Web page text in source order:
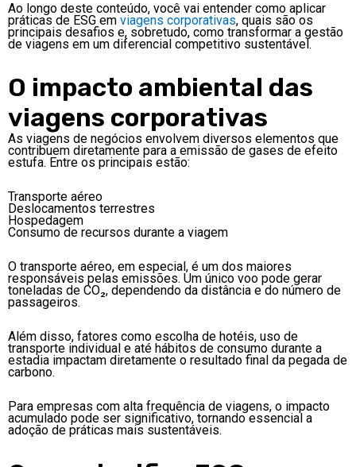
Ao longo deste conteúdo, você vai entender como aplicar
práticas de ESG em viagens corporativas, quais são os
principais desafios e, sobretudo, como transformar a gestão
de viagens em um diferencial competitivo sustentável.
O impacto ambiental das
viagens corporativas
As viagens de negócios envolvem diversos elementos que
contribuem diretamente para a emissão de gases de efeito
estufa. Entre os principais estão:
Transporte aéreo
Deslocamentos terrestres
Hospedagem
Consumo de recursos durante a viagem
O transporte aéreo, em especial, é um dos maiores
responsáveis pelas emissões. Um único voo pode gerar
toneladas de CO₂, dependendo da distância e do número de
passageiros.
Além disso, fatores como escolha de hotéis, uso de
transporte individual e até hábitos de consumo durante a
estadia impactam diretamente o resultado final da pegada de
carbono.
Para empresas com alta frequência de viagens, o impacto
acumulado pode ser significativo, tornando essencial a
adoção de práticas mais sustentáveis.